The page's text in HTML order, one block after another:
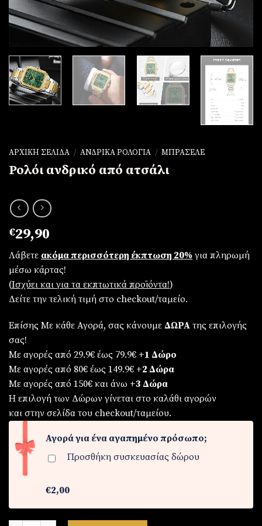
ΑΡΧΙΚΉ ΣΕΛΊΔΑ / ΑΝΔΡΙΚΆ ΡΟΛΌΓΙΑ / ΜΠΡΑΣΕΛΈ
Ρολόι ανδρικό από ατσάλι
€29,90
Λάβετε ακόμα περισσότερη έκπτωση 20% για πληρωμή
μέσω κάρτας!
(Iσχύει και για τα εκπτωτικά προϊόντα!)
Δείτε την τελική τιμή στο checkout/ταμείο.
Επίσης Με κάθε Αγορά, σας κάνουμε ΔΩΡΑ της επιλογής
σας!
Με αγορές από 29.9€ έως 79.9€ +1 Δώρο
Με αγορές από 80€ έως 149.9€ +2 Δώρα
Με αγορές από 150€ και άνω +3 Δώρα
Η επιλογή των Δώρων γίνεται στο καλάθι αγορών
και στην σελίδα του checkout/ταμείου.
Αγορά για ένα αγαπημένο πρόσωπο;
Προσθήκη συσκευασίας δώρου
€2,00